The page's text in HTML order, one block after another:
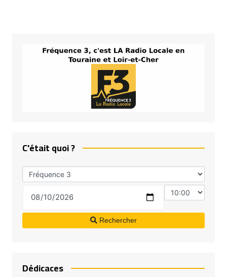
C'était quoi ?
Rechercher
Dédicaces